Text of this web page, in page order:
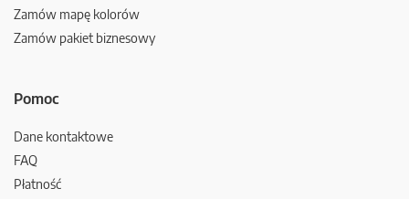
Zamów mapę kolorów
Zamów pakiet biznesowy
Pomoc
Dane kontaktowe
FAQ
Płatność